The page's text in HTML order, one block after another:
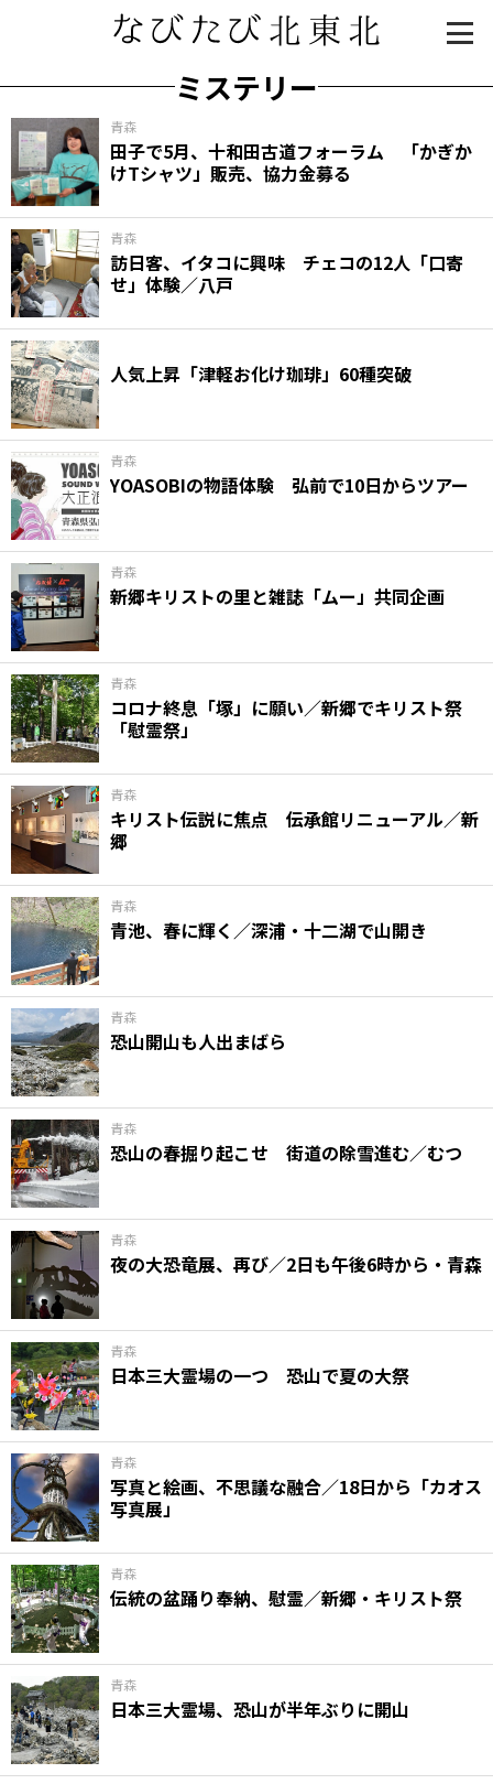
ミステリー
青森
田子で5月、十和田古道フォーラム 「かぎか
けTシャツ」販売、協力金募る
青森
訪日客、イタコに興味 チェコの12人「口寄
せ」体験／八戸
人気上昇「津軽お化け珈琲」60種突破
青森
YOASOBIの物語体験 弘前で10日からツアー
青森
新郷キリストの里と雑誌「ムー」共同企画
青森
コロナ終息「塚」に願い／新郷でキリスト祭
「慰霊祭」
青森
キリスト伝説に焦点 伝承館リニューアル／新
郷
青森
青池、春に輝く／深浦・十二湖で山開き
青森
恐山開山も人出まばら
青森
恐山の春掘り起こせ 街道の除雪進む／むつ
青森
夜の大恐竜展、再び／2日も午後6時から・青森
青森
日本三大霊場の一つ 恐山で夏の大祭
青森
写真と絵画、不思議な融合／18日から「カオス
写真展」
青森
伝統の盆踊り奉納、慰霊／新郷・キリスト祭
青森
日本三大霊場、恐山が半年ぶりに開山
知る一覧
世界遺産
文化・歴史
パワースポット
ミステリー
観る一覧
桜
花
紅葉
楽しむ一覧
まつり・イベント
聖地
おみやげ・特産
道の駅・産直
鉄道
アウトドア・レジャー
味わう一覧
麺類
ご当地グルメ
酒
スイーツ
癒す一覧
温泉
自然
宿泊
青森県
岩手県
秋田県